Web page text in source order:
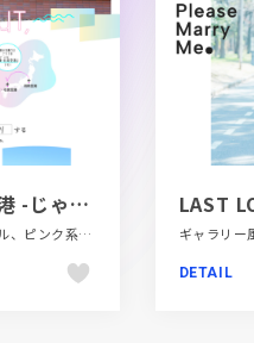
ChillOut萩石見空港 -じゃらんnet
LP・特集ページ、ナチュラル、ピンク系、ブルー系、ホワイト系、大きめ写真、手書き・ハンドメイド、旅行・ホテル・観光
DETAIL